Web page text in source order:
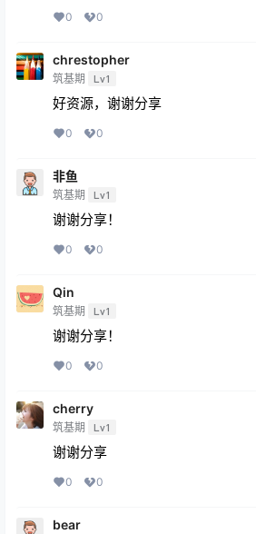
0 0
chrestopher
筑基期 Lv1
好资源，谢谢分享
0 0
非鱼
筑基期 Lv1
谢谢分享！
0 0
Qin
筑基期 Lv1
谢谢分享！
0 0
cherry
筑基期 Lv1
谢谢分享
0 0
bear